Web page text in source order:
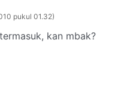
pukul 01.32
kan mbak?